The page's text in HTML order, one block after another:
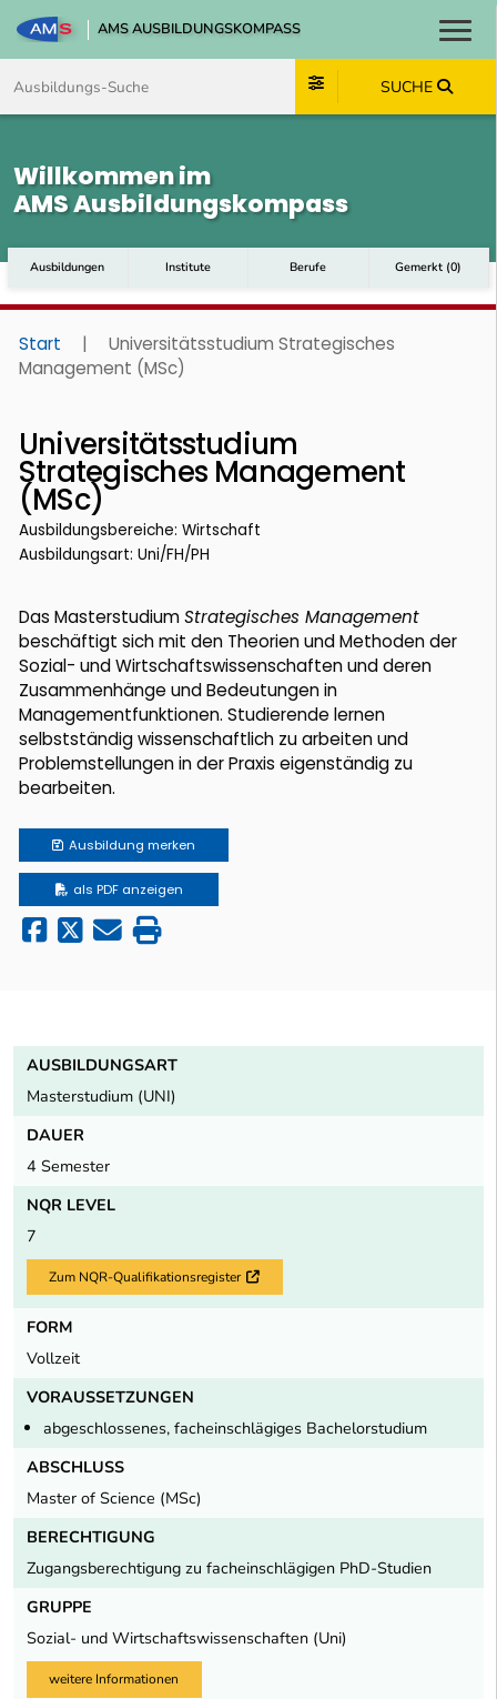
AMS AUSBILDUNGSKOMPASS
SUCHE
Willkommen im
AMS Ausbildungskompass
Ausbildungen Institute Berufe Gemerkt (0)
Start |
Universitätsstudium Strategisches
Management (MSc)
Universitätsstudium
Strategisches Management
(MSc)
Ausbildungsbereiche: Wirtschaft
Ausbildungsart: Uni/FH/PH
Das MasterstudiumStrategisches Management
beschäftigt sich mit den Theorien und Methoden der
Sozial- und Wirtschaftswissenschaften und deren
Zusammenhänge und Bedeutungen in
Managementfunktionen. Studierende lernen
selbstständig wissenschaftlich zu arbeiten und
Problemstellungen in der Praxis eigenständig zu
bearbeiten.
Ausbildung merken
als PDF anzeigen
AUSBILDUNGSART
Masterstudium (UNI)
DAUER
4 Semester
NQR LEVEL
7
Zum NQR-Qualifikationsregister Externer Link
FORM
Vollzeit
VORAUSSETZUNGEN
abgeschlossenes, facheinschlägiges Bachelorstudium
ABSCHLUSS
Master of Science (MSc)
BERECHTIGUNG
Zugangsberechtigung zu facheinschlägigen PhD-Studien
GRUPPE
Sozial- und Wirtschaftswissenschaften (Uni)
weitere Informationen